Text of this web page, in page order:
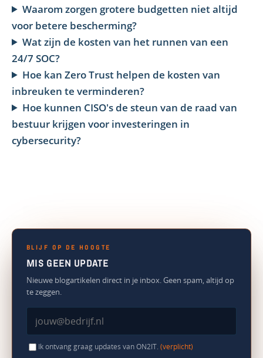
Waarom zorgen grotere budgetten niet altijd
voor betere bescherming?
Wat zijn de kosten van het runnen van een
24/7 SOC?
Hoe kan Zero Trust helpen de kosten van
inbreuken te verminderen?
Hoe kunnen CISO's de steun van de raad van
bestuur krijgen voor investeringen in
cybersecurity?
BLIJF OP DE HOOGTE
MIS GEEN UPDATE
Nieuwe blogartikelen direct in je inbox. Geen spam, altijd op
te zeggen.
Ik ontvang graag updates van ON2IT. (verplicht)